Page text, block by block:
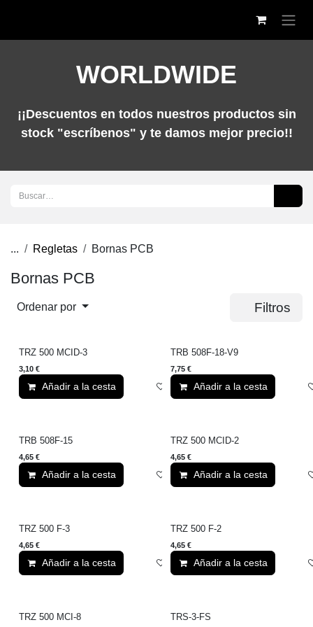
WORLDWIDE
¡¡Descuentos en todos nuestros productos sin
stock "escríbenos" y te damos mejor precio!!
... Regletas Bornas PCB
Bornas PCB
Ordenar por Filtros
TRZ 500 MCID-3
3,10 €
Añadir a la cesta Añadir a lista de deseos
TRB 508F-18-V9
7,75€
Añadir a la cesta
TRB 508F-15
4,65€
Añadir a la cesta Añadir a lista de deseos
TRZ 500 MCID-2
4,65€
Añadir a la cesta
TRZ 500 F-3
4,65€
Añadir a la cesta Añadir a lista de deseos
TRZ 500 F-2
4,65€
Añadir a la cesta
TRZ 500 MCI-8 TRS-3-FS